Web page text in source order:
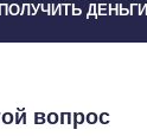
ПОЛУЧИТЬ ДЕНЬГИ
вопрос